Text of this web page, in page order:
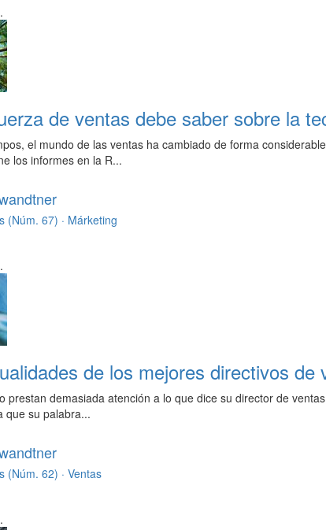
de ventas debe saber sobre la
el mundo de las ventas ha cambiado de forma
los informes en la R...
(Núm. 67) · Márketing
de los mejores directivos de
prestan demasiada atención a lo que dice su director de
que su palabra...
(Núm. 62) · Ventas